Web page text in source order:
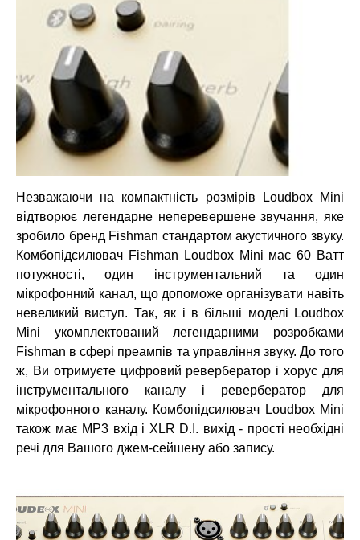
Незважаючи на компактність розмірів Loudbox Mini
відтворює легендарне неперевершене звучання, яке
зробило бренд Fishman стандартом акустичного звуку.
Комбопідсилювач Fishman Loudbox Mini має 60 Ватт
потужності, один інструментальний та один
мікрофонний канал, що допоможе організувати навіть
невеликий виступ. Так, як і в більші моделі Loudbox
Mini укомплектований легендарними розробками
Fishman в сфері преампів та управління звуку. До того
ж, Ви отримуєте цифровий ревербератор і хорус для
інструментального каналу і ревербератор для
мікрофонного каналу. Комбопідсилювач Loudbox Mini
також має MP3 вхід і XLR D.I. вихід - прості необхідні
речі для Вашого джем-сейшену або запису.